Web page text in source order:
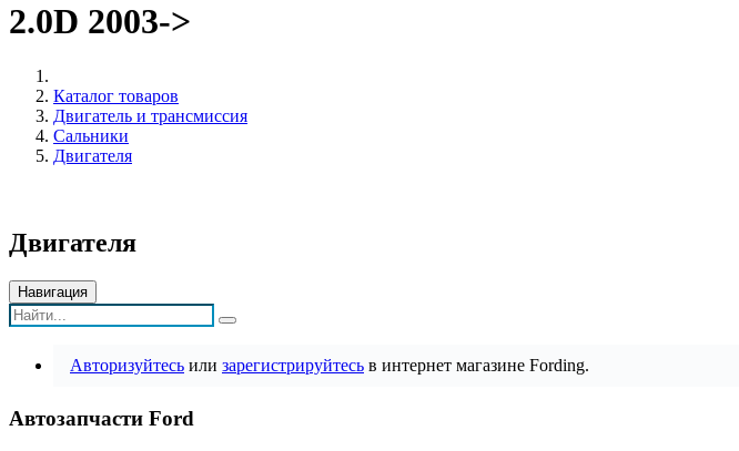
2.0D 2003->
Каталог товаров
Двигатель и трансмиссия
Сальники
Двигателя
Двигателя
Навигация
Авторизуйтесь или зарегистрируйтесь в интернет магазине Fording.
Автозапчасти Ford